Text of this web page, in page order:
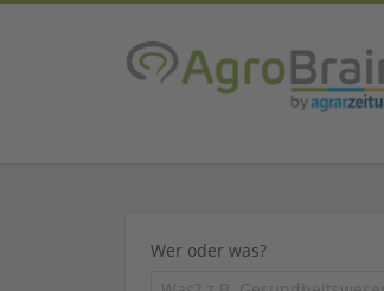
Wer oder was?